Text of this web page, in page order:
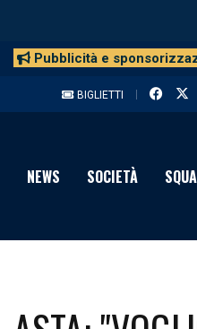
Pubblicità e
BIGLIETTI
NEWS SOCIETÀ